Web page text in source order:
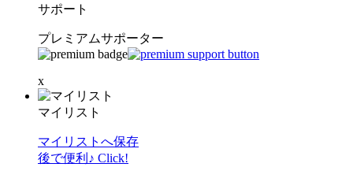
サポート
プレミアムサポーター
x
マイリスト
マイリストへ保存
後で便利♪ Click!